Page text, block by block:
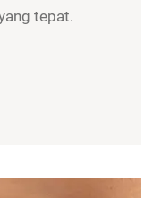
tepat.